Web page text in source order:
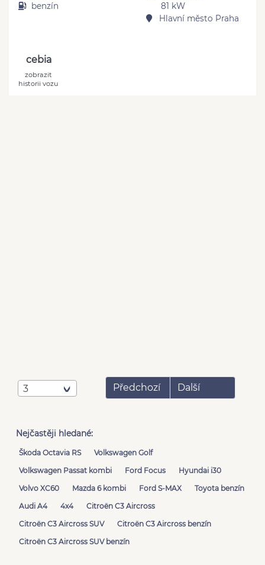
benzín
81 kW
Hlavní město Praha
cebia
zobrazit
historii vozu
3 Předchozí Další
Nejčastěji hledané:
Škoda Octavia RS
Volkswagen Golf
Volkswagen Passat kombi
Ford Focus
Hyundai i30
Volvo XC60
Mazda 6 kombi Ford S-MAX
Toyota benzín
Audi A4
4x4
Citroën C3 Aircross
Citroën C3 Aircross SUV
Citroën C3 Aircross benzín
Citroën C3 Aircross SUV benzín